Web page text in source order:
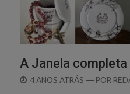
A Janela completa
POSTED
4 ANOS ATRÁS — POR